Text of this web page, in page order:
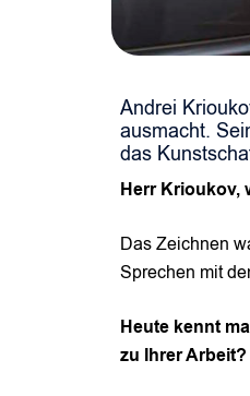
Andrei
ausmacht.
das
Herr Krioukov,
Das Zeichnen
Sprechen mit
Heute kennt
zu Ihrer Arbeit?